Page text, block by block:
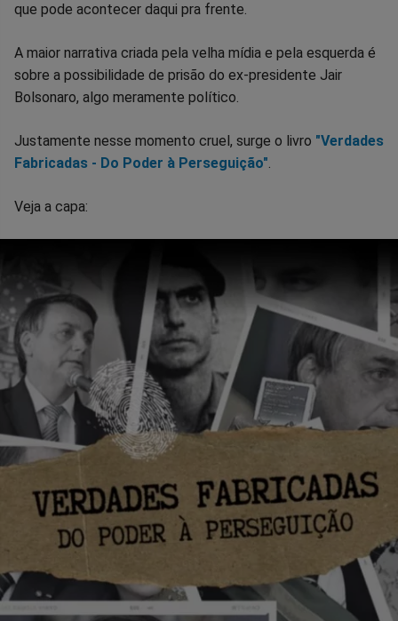
FacebookWhatsappTwitterMessengerTelegramGettr
que pode acontecer daqui pra frente.
A maior narrativa criada pela velha mídia e pela esquerda é
sobre a possibilidade de prisão do ex-presidente Jair
Bolsonaro, algo meramente político.
Justamente nesse momento cruel, surge o livro "Verdades
Fabricadas - Do Poder à Perseguição".
Veja a capa: